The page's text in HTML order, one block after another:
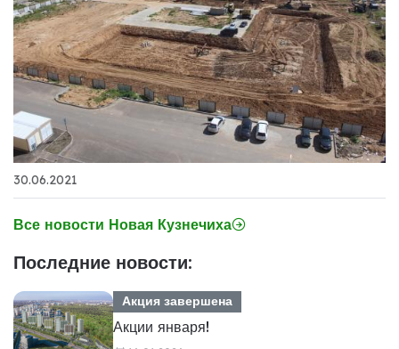
30.06.2021
Все новости Новая Кузнечиха
Последние новости:
Акция завершена
Акции января!